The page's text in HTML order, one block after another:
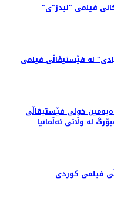
"ئەزموون" لە فێستیڤاڵە نێودەوڵەتییەکانی فیلمی "لیدز"ی
لە فێستیڤاڵی فیلمی
خولی فێستیڤاڵی
لە وڵاتی ئەڵمانیا
فیلمی کوردی